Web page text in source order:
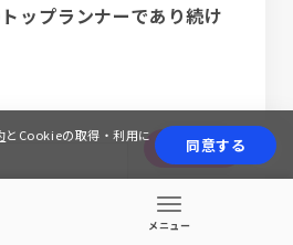
メニュー
応募する
ップランナーであり続け
とCookieの取得・利用に
同意する